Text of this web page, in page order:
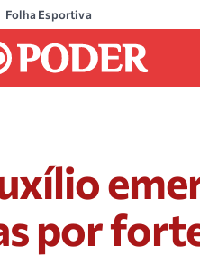
Folha Esportiva
por